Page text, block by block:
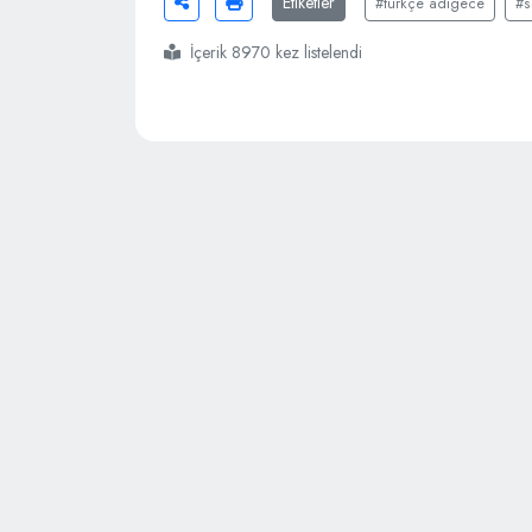
İçerik 8970 kez listelendi